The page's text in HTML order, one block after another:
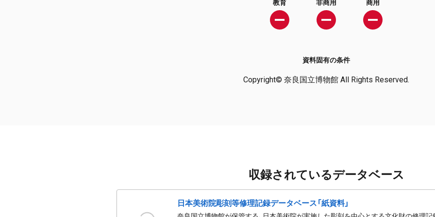
教育 非商用 商用
資料固有の条件
Copyright© 奈良国立博物館 All Rights Reserved.
収録されているデータベース
日本美術院彫刻等修理記録データベース「紙資料」